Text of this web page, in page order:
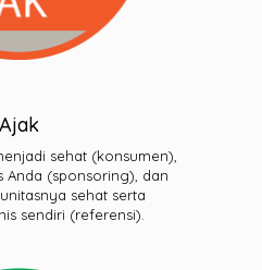
Ajak
sehat (konsumen),
Anda (sponsoring), dan
sehat serta
sendiri (referensi).